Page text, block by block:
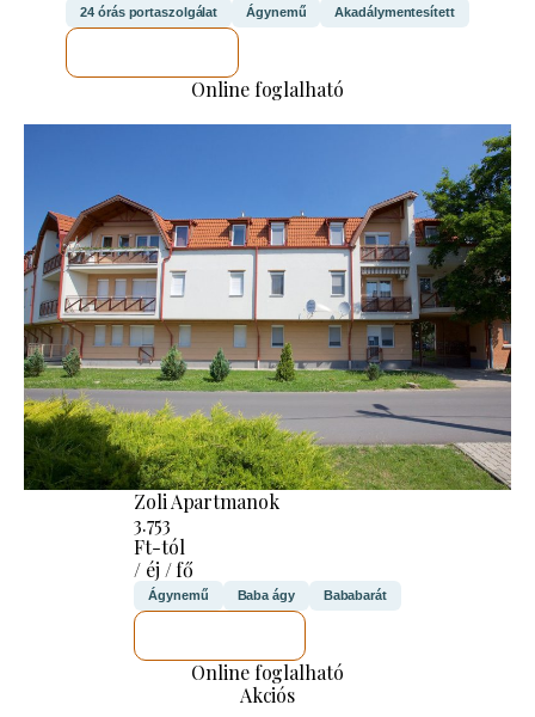
24 órás portaszolgálat Ágynemű Akadálymentesített
Online foglalható
Zoli Apartmanok
3.753
Ft-tól
/ éj / fő
Ágynemű Baba ágy Bababarát
Online foglalható
Akciós